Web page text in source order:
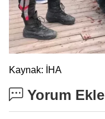
Kaynak: İHA
Yorum Ekle